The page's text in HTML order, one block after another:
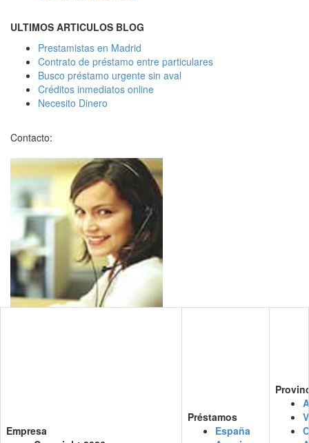
ULTIMOS ARTICULOS BLOG
Prestamistas en Madrid
Contrato de préstamo entre particulares
Busco préstamo urgente sin aval
Créditos inmediatos online
Necesito Dinero
Contacto:
Empresa
Préstamos
España